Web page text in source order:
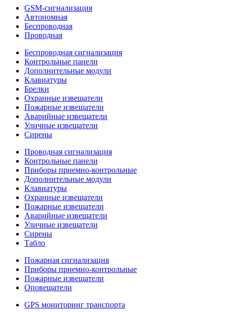
GSM-сигнализация
Автономная
Беспроводная
Проводная
Беспроводная сигнализация
Контрольные панели
Дополнительные модули
Клавиатуры
Брелки
Охранные извещатели
Пожарные извещатели
Аварийные извещатели
Уличные извещатели
Сирены
Проводная сигнализация
Контрольные панели
Приборы приемно-контрольные
Дополнительные модули
Клавиатуры
Охранные извещатели
Пожарные извещатели
Аварийные извещатели
Уличные извещатели
Сирены
Табло
Пожарная сигнализация
Приборы приемно-контрольные
Пожарные извещатели
Оповещатели
GPS мониторинг транспорта